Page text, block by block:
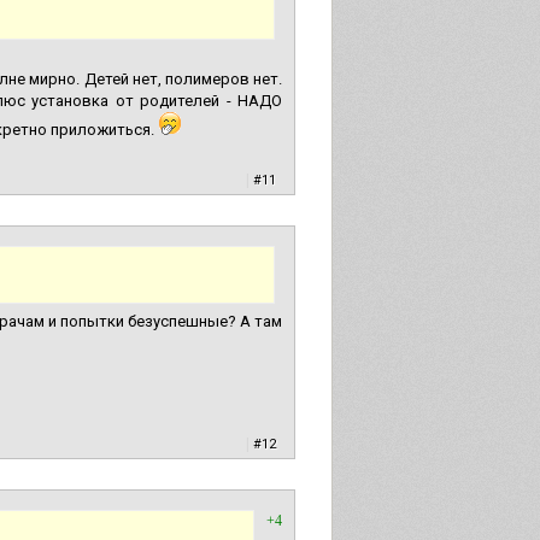
мирно. Детей нет, полимеров нет.
установка от родителей - НАДО
приложиться.
#11
и попытки безуспешные? А там
#12
+4